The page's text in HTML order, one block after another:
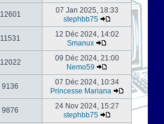
12601
07 Jan 2025, 18:33
stephbb75
11531
12 Déc 2024, 14:02
Smanux
12022
09 Déc 2024, 21:00
Nemo59
9136
07 Déc 2024, 10:34
Princesse Mariana
9876
24 Nov 2024, 15:27
stephbb75